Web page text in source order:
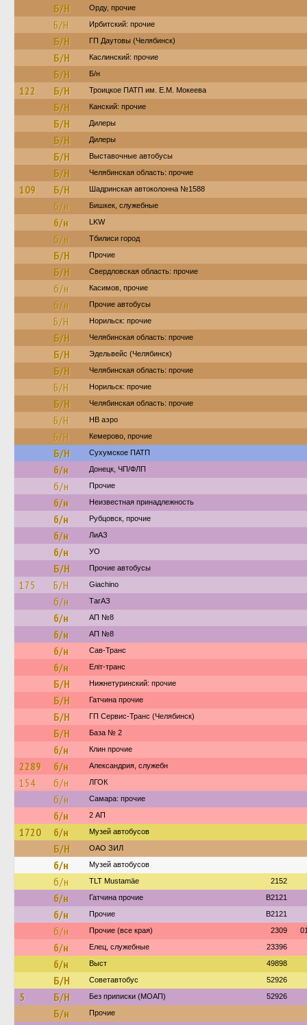
Б/Н Орду, прочие
Б/Н Ирбитский: прочие
Б/Н ГП Даутовы (Челябинск)
Б/Н Каслинский: прочие
Б/Н Б/н
122 Б/Н Троицкое ПАТП им. Е.М. Мокеева
Б/Н Канский: прочие
Б/Н Дилеры
Б/Н Дилеры
Б/Н Выставочные автобусы
Б/Н Челябинская область: прочие
109 Б/Н Шадринская автоколонна №1588
б/н Бишкек, служебные
б/н LKW
б/н Тбилиси город
Б/Н Прочие
Б/Н Свердловская область: прочие
б/н Касимов, прочие
б/н Прочие автобусы
Б/Н Норильск: прочие
Б/Н Челябинская область: прочие
Б/Н Эдельвейс (Челябинск)
Б/Н Челябинская область: прочие
Б/Н Норильск: прочие
Б/Н Челябинская область: прочие
Б/Н НВ аэро
Б/Н Кемерово, прочие
Б/Н Сухумское ПАТП
б/н Донецк, ЧП/ФЛП
б/н Прочие
б/н Неизвестная принадлежность
б/н Рубцовск, прочие
б/н ЛиАЗ
б/н УО
Б/Н Прочие автобусы
175 Б/Н Giachino
б/н ТагАЗ
б/н АП №8
б/н АП №8
б/н Сав-Транс
б/н Еліт-транс
Б/Н Нижнетуринский: прочие
Б/Н Гатчина прочие
Б/Н ГП Сервис-Транс (Челябинск)
Б/Н База № 2
б/н Клин прочие
2289 б/н Александрия, служебн
154 б/н ЛГОК
б/н Самара: прочие
б/н 2 АП
1720 б/н Музей автобусов
Б/Н ОАО ЗИЛ
б/н Музей автобусов
б/н TLT Mustamäe 2152
б/н Гатчина прочие B2121
б/н Прочие B2121
б/н Прочие (все края) 2309
б/н Елец, служебные 23396
б/н Выст 49898
Б/Н Советавтобус 52926
5 Б/Н Без приписки (МОАП) 52926
Б/н Прочие